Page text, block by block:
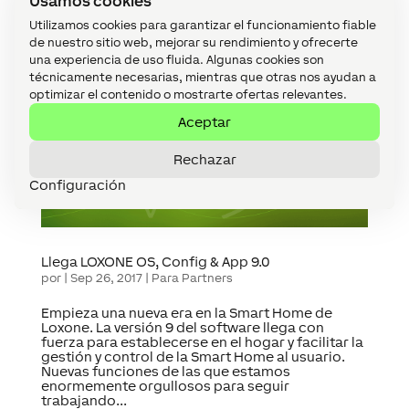
Utilizamos cookies para garantizar el funcionamiento fiable
de nuestro sitio web, mejorar su rendimiento y ofrecerte
una experiencia de uso fluida. Algunas cookies son
técnicamente necesarias, mientras que otras nos ayudan a
optimizar el contenido o mostrarte ofertas relevantes.
Aceptar
Rechazar
Configuración
Partners es uno de nuestros principales
objetivos y en esta nueva versión se...
Llega LOXONE OS, Config & App 9.0
por Sep 26, 2017| Para Partners
Empieza una nueva era en la Smart Home de
Loxone. La versión 9 del software llega con
fuerza para establecerse en el hogar y facilitar la
gestión y control de la Smart Home al usuario.
Nuevas funciones de las que estamos
enormemente orgullosos para seguir
trabajando...